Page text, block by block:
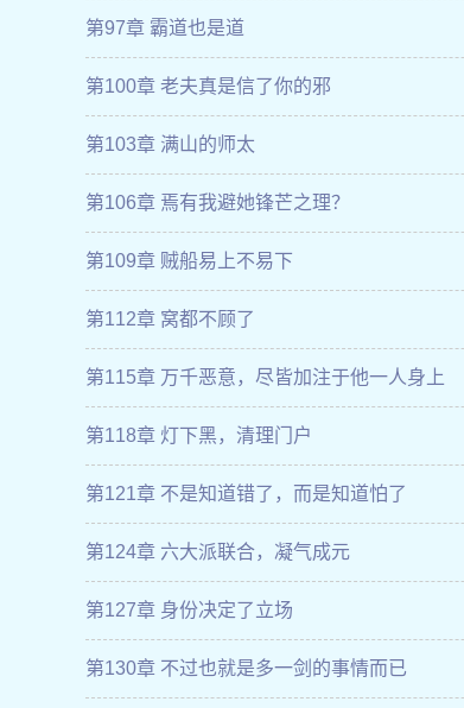
第97章 霸道也是道
第100章 老夫真是信了你的邪
第103章 满山的师太
第106章 焉有我避她锋芒之理？
第109章 贼船易上不易下
第112章 窝都不顾了
第115章 万千恶意，尽皆加注于他一人身上
第118章 灯下黑，清理门户
第121章 不是知道错了，而是知道怕了
第124章 六大派联合，凝气成元
第127章 身份决定了立场
第130章 不过也就是多一剑的事情而已